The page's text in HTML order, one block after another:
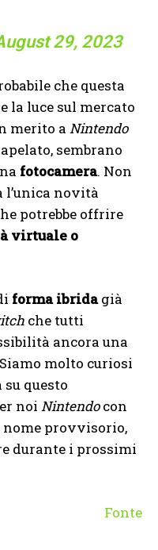
29, 2023
che questa
la luce sul mercato
merito a Nintendo
sembrano
fotocamera. Non
l’unica novità
potrebbe offrire
virtuale o
forma ibridagià
che tutti
ancora una
molto curiosi
questo
noi Nintendocon
nome provvisorio,
durante i prossimi
Fonte